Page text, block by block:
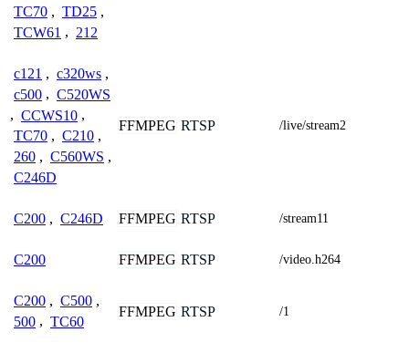
TC70 , TD25 ,
TCW61 , 212
c121 , c320ws ,
c500 , C520WS
, CCWS10 ,
TC70 , C210 ,
260 , C560WS ,
C246D
FFMPEG RTSP /live/stream2
C200 , C246D FFMPEG RTSP /stream11
C200 FFMPEG RTSP /video.h264
C200 , C500 ,
500 , TC60
FFMPEG RTSP /1